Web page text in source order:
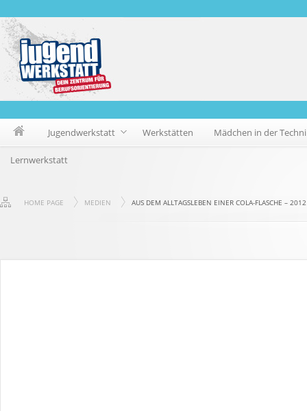
Jugendwerkstatt Werkstätten Mädchen in der
Lernwerkstatt
HOME PAGE MEDIEN AUS DEM ALLTAGSLEBEN EINER COLA-FLASCHE – 2012